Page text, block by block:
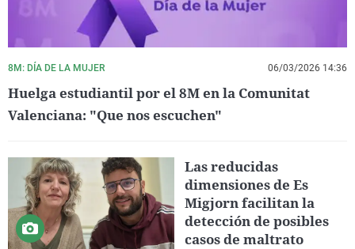
8M: DÍA DE LA MUJER 06/03/2026 14:36
Huelga estudiantil por el 8M en la Comunitat
Valenciana: "Que nos escuchen"
Las reducidas
dimensiones de Es
Migjorn facilitan la
detección de posibles
casos de maltrato